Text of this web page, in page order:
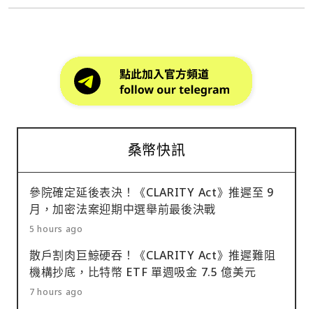
桑幣快訊
參院確定延後表決！《CLARITY Act》推遲至 9
月，加密法案迎期中選舉前最後決戰
5 hours ago
散戶割肉巨鯨硬吞！《CLARITY Act》推遲難阻
機構抄底，比特幣 ETF 單週吸金 7.5 億美元
7 hours ago